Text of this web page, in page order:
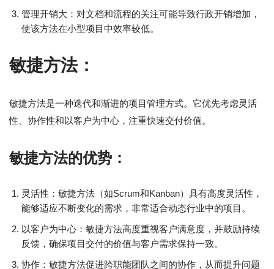
管理开销大：对文档和流程的关注可能导致行政开销增加，
使该方法在小型项目中效率较低。
敏捷方法：
敏捷方法是一种迭代和渐进的项目管理方式。它优先考虑灵活
性、协作性和以客户为中心，注重快速交付价值。
敏捷方法的优势：
灵活性：敏捷方法（如Scrum和Kanban）具有高度灵活性，
能够适应不断变化的需求，非常适合动态行业中的项目。
以客户为中心：敏捷方法高度重视客户满意度，并鼓励持续
反馈，确保项目交付的价值与客户需求保持一致。
协作：敏捷方法促进跨职能团队之间的协作，从而提升问题